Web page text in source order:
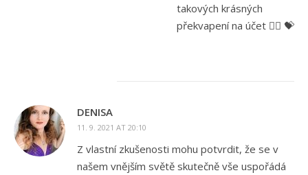
takových krásných
překvapení na účet 🙋‍♀️ 💝
DENISA
11. 9. 2021 AT 20:10
Z vlastní zkušenosti mohu potvrdit, že se v
našem vnějším světě skutečně vše uspořádá